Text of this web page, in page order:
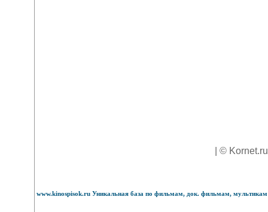
| ©
www.kinospisok.ru Уникальная база по фильмам, док. фильмам,